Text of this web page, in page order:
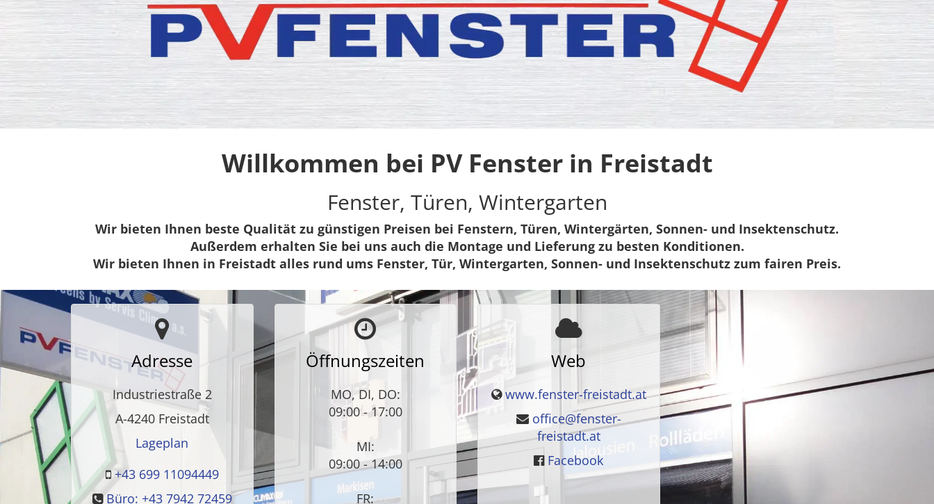
Willkommen bei PV Fenster in Freistadt
Fenster, Türen, Wintergarten
Wir bieten Ihnen beste Qualität zu günstigen Preisen bei Fenstern, Türen, Wintergärten, Sonnen- und Insektenschutz.
Außerdem erhalten Sie bei uns auch die Montage und Lieferung zu besten Konditionen.
Wir bieten Ihnen in Freistadt alles rund ums Fenster, Tür, Wintergarten, Sonnen- und Insektenschutz zum fairen Preis.
Adresse
Industriestraße 2
A-4240 Freistadt
Lageplan
+43 699 11094449
Büro: +43 7942 72459
Öffnungszeiten
MO, DI, DO:
09:00 - 17:00
MI:
09:00 - 14:00
FR:
Web
www.fenster-freistadt.at
office@fenster-
freistadt.at
Facebook